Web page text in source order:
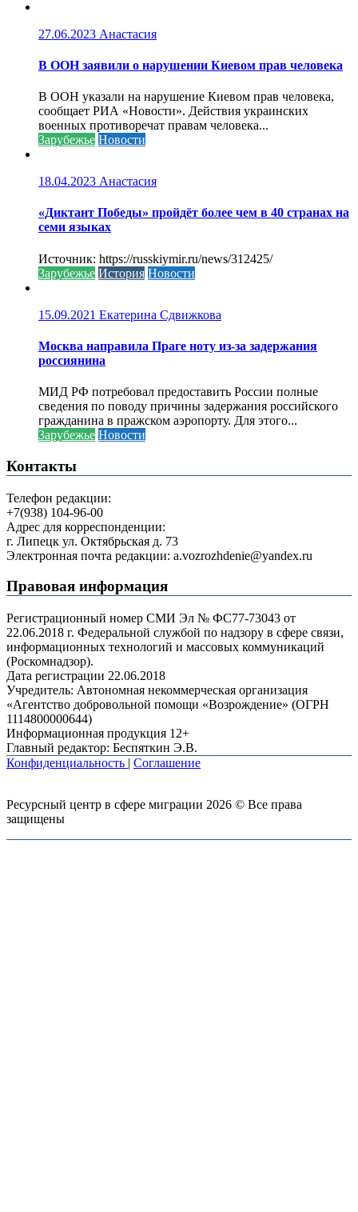
27.06.2023 Анастасия
В ООН заявили о нарушении Киевом прав человека
В ООН указали на нарушение Киевом прав человека,
сообщает РИА «Новости». Действия украинских
военных противоречат правам человека...
Зарубежье Новости
18.04.2023 Анастасия
«Диктант Победы» пройдёт более чем в 40 странах на
семи языках
Источник: https://russkiymir.ru/news/312425/
Зарубежье История Новости
15.09.2021 Екатерина Сдвижкова
Москва направила Праге ноту из-за задержания
россиянина
МИД РФ потребовал предоставить России полные
сведения по поводу причины задержания российского
гражданина в пражском аэропорту. Для этого...
Зарубежье Новости
Контакты
Телефон редакции:
+7(938) 104-96-00
Адрес для корреспонденции:
г. Липецк ул. Октябрьская д. 73
Электронная почта редакции: a.vozrozhdenie@yandex.ru
Правовая информация
Регистрационный номер СМИ Эл № ФС77-73043 от
22.06.2018 г. Федеральной службой по надзору в сфере связи,
информационных технологий и массовых коммуникаций
(Роскомнадзор).
Дата регистрации 22.06.2018
Учредитель: Автономная некоммерческая организация
«Агентство добровольной помощи «Возрождение» (ОГРН
1114800000644)
Информационная продукция 12+
Главный редактор: Беспяткин Э.В.
Конфиденциальность | Соглашение
Ресурсный центр в сфере миграции 2026 © Все права
защищены